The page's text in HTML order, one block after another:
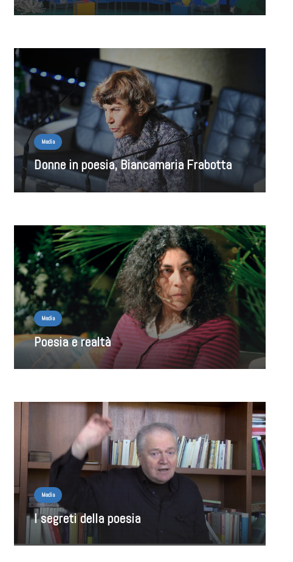
Media
Donne in poesia, Biancamaria Frabotta
Media
Poesia e realtà
Media
I segreti della poesia